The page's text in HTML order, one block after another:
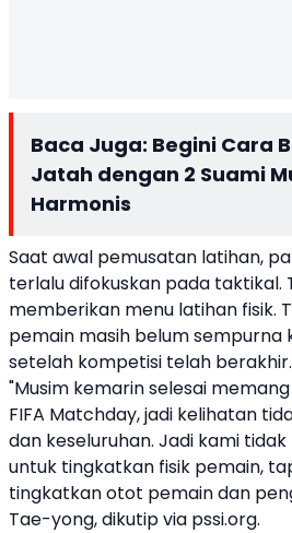
Baca Juga: Begini Cara
Jatah dengan 2 Suami
Harmonis
Saat awal pemusatan latihan,
terlalu difokuskan pada taktikal.
memberikan menu latihan fisik.
pemain masih belum sempurna
setelah kompetisi telah berakhir.
"Musim kemarin selesai
FIFA Matchday, jadi kelihatan
dan keseluruhan. Jadi kami
untuk tingkatkan fisik pemain,
tingkatkan otot pemain dan
Tae-yong, dikutip via pssi.org.